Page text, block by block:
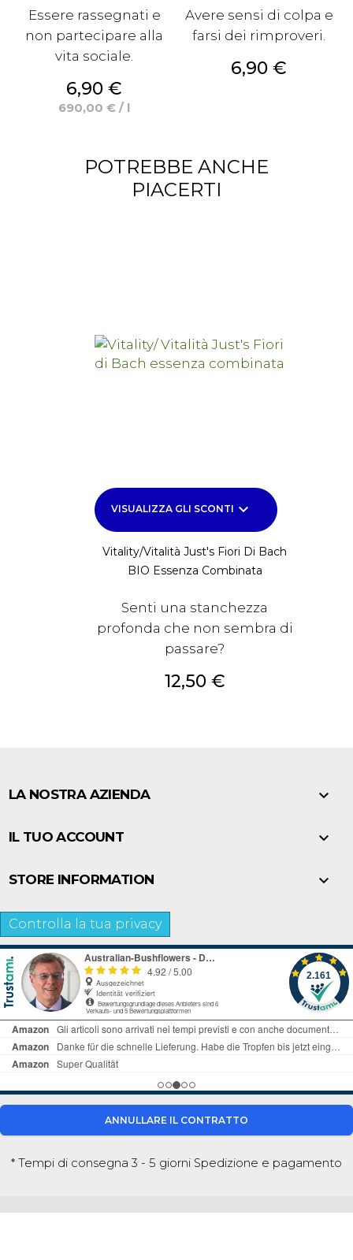
Essere rassegnati e
non partecipare alla
vita sociale.
Prezzo
6,90 €
690,00 € / l
Avere sensi di colpa e
farsi dei rimproveri.
Prezzo
6,90 €
POTREBBE ANCHE
PIACERTI
VISUALIZZA GLI SCONTI keyboard_arrow_down
Vitality/Vitalità Just's Fiori Di Bach
BIO Essenza Combinata
Senti una stanchezza
profonda che non sembra di
passare?
Prezzo
12,50 €
LA NOSTRA AZIENDA 
IL TUO ACCOUNT 
STORE INFORMATION 
Controlla la tua privacy
ANNULLARE IL CONTRATTO
* Tempi di consegna 3 - 5 giorni Spedizione e pagamento